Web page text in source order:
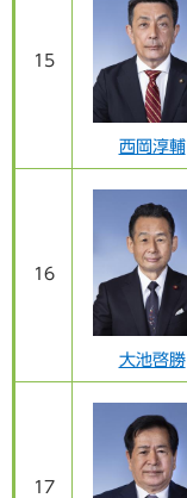
15
西岡淳輔
16
大池啓勝
17